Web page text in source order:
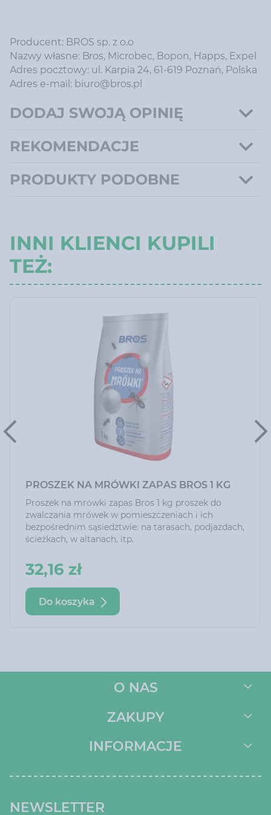
Producent: BROS sp. z o.o
Nazwy własne: Bros, Microbec, Bopon, Happs, Expel
Adres pocztowy: ul. Karpia 24, 61-619 Poznań, Polska
Adres e-mail: biuro@bros.pl
DODAJ SWOJĄ OPINIĘ
REKOMENDACJE
PRODUKTY PODOBNE
INNI KLIENCI KUPILI
TEŻ:
PROSZEK NA MRÓWKI ZAPAS BROS 1 KG
Proszek na mrówki zapas Bros 1 kg proszek do
zwalczania mrówek w pomieszczeniach i ich
bezpośrednim sąsiedztwie: na tarasach, podjazdach,
ścieżkach, w altanach, itp.
32,16 zł
Do koszyka
O NAS
ZAKUPY
INFORMACJE
NEWSLETTER